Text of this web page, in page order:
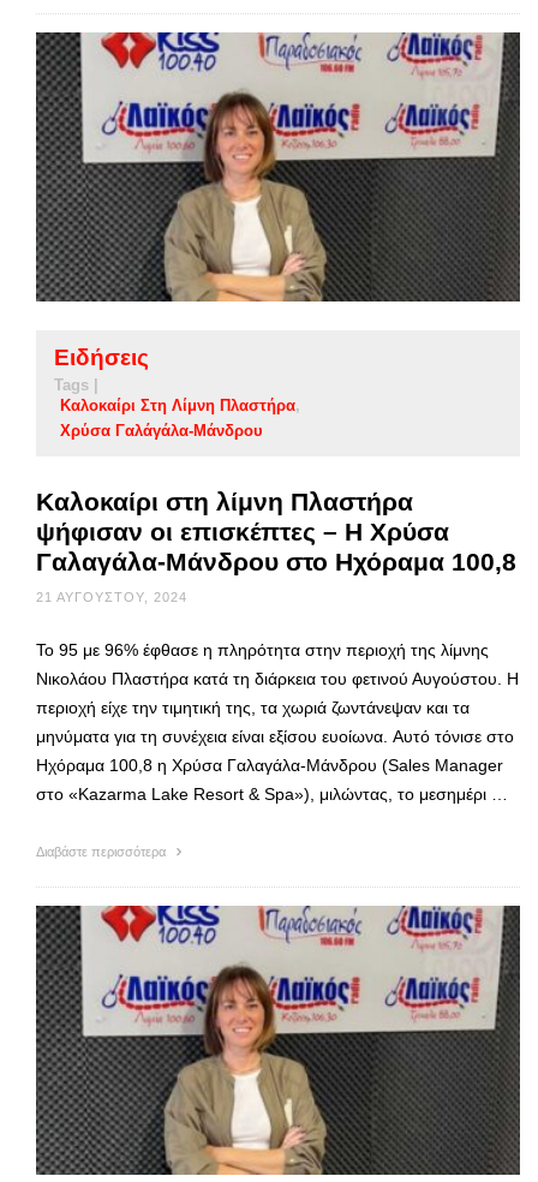
Ειδήσεις
Tags |
Καλοκαίρι Στη Λίμνη Πλαστήρα
Χρύσα Γαλάγάλα-Μάνδρου
Καλοκαίρι στη λίμνη Πλαστήρα
ψήφισαν οι επισκέπτες – Η Χρύσα
Γαλαγάλα-Μάνδρου στο Ηχόραμα 100,8
21 ΑΥΓΟΎΣΤΟΥ, 2024
Το 95 με 96% έφθασε η πληρότητα στην περιοχή της λίμνης
Νικολάου Πλαστήρα κατά τη διάρκεια του φετινού Αυγούστου. Η
περιοχή είχε την τιμητική της, τα χωριά ζωντάνεψαν και τα
μηνύματα για τη συνέχεια είναι εξίσου ευοίωνα. Αυτό τόνισε στο
Ηχόραμα 100,8 η Χρύσα Γαλαγάλα-Μάνδρου (Sales Manager
στο «Kazarma Lake Resort & Spa»), μιλώντας, το μεσημέρι …
Διαβάστε περισσότερα